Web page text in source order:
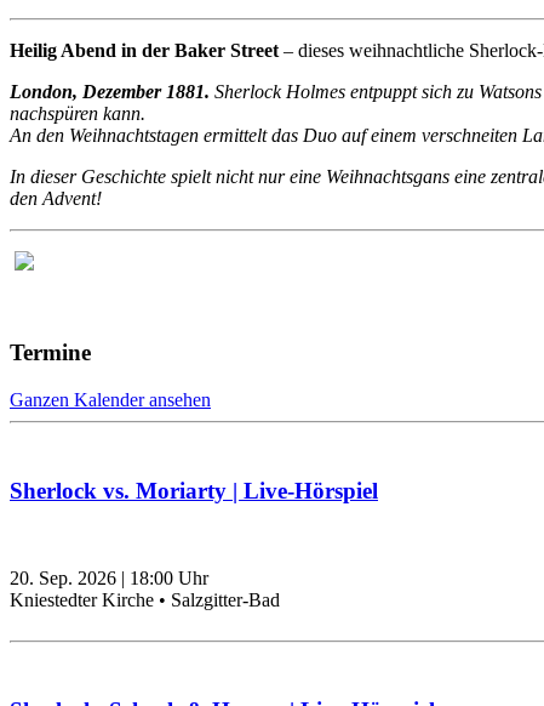
Heilig Abend in der Baker Street– dieses weihnachtliche
London, Dezember 1881. Sherlock Holmes entpuppt sich zu
nachspüren kann.
An den Weihnachtstagen ermittelt das Duo auf einem verschneiten
In dieser Geschichte spielt nicht nur eine Weihnachtsgans eine
den Advent!
Termine
Ganzen Kalender ansehen
Sherlock vs. Moriarty | Live-Hörspiel
20. Sep. 2026 | 18:00 Uhr
Kniestedter Kirche • Salzgitter-Bad